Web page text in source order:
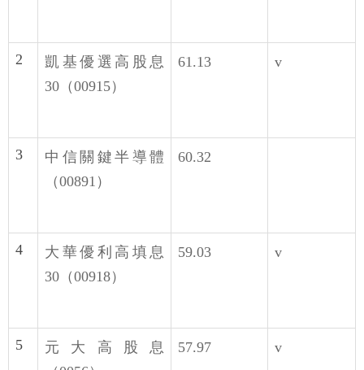
2
凱基優選高股息
30（00915）
61.13 v
3
中信關鍵半導體
（00891）
60.32
4
大華優利高填息
30（00918）
59.03 v
5
元大高股息
57.97 v